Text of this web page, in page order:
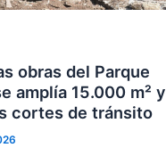
obras del Parque
amplía 15.000 m² y
cortes de tránsito